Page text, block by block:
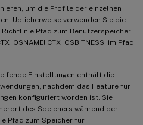
um die Profile der einzelnen
Üblicherweise verwenden Sie die
Pfad zum Benutzerspeicher
im Pfad
Einstellungen enthält die
nachdem das Feature für
konfiguriert worden ist. Sie
des Speichers während der
Pfad zum Speicher für